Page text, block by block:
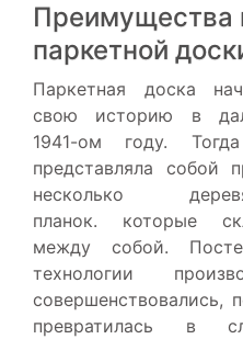
Преимущества
паркетной
Паркетная доска
свою историю в
1941-ом году.
представляла собой
несколько
планок. которые
между собой.
технологии
совершенствовались,
превратилась в